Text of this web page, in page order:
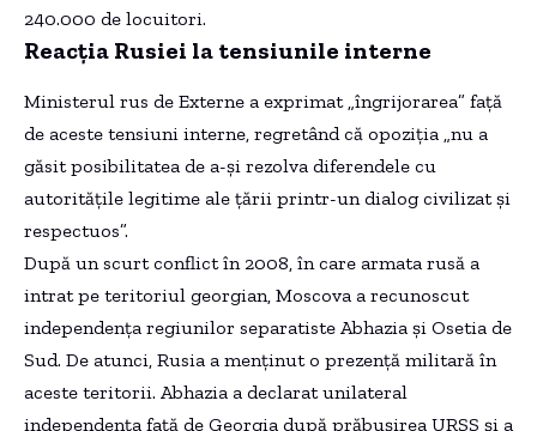
240.000 de locuitori.
Reacția Rusiei la tensiunile interne
Ministerul rus de Externe a exprimat „îngrijorarea” față
de aceste tensiuni interne, regretând că opoziția „nu a
găsit posibilitatea de a-și rezolva diferendele cu
autoritățile legitime ale țării printr-un dialog civilizat și
respectuos”.
După un scurt conflict în 2008, în care armata rusă a
intrat pe teritoriul georgian, Moscova a recunoscut
independența regiunilor separatiste Abhazia și Osetia de
Sud. De atunci, Rusia a menținut o prezență militară în
aceste teritorii. Abhazia a declarat unilateral
independența față de Georgia după prăbușirea URSS și a